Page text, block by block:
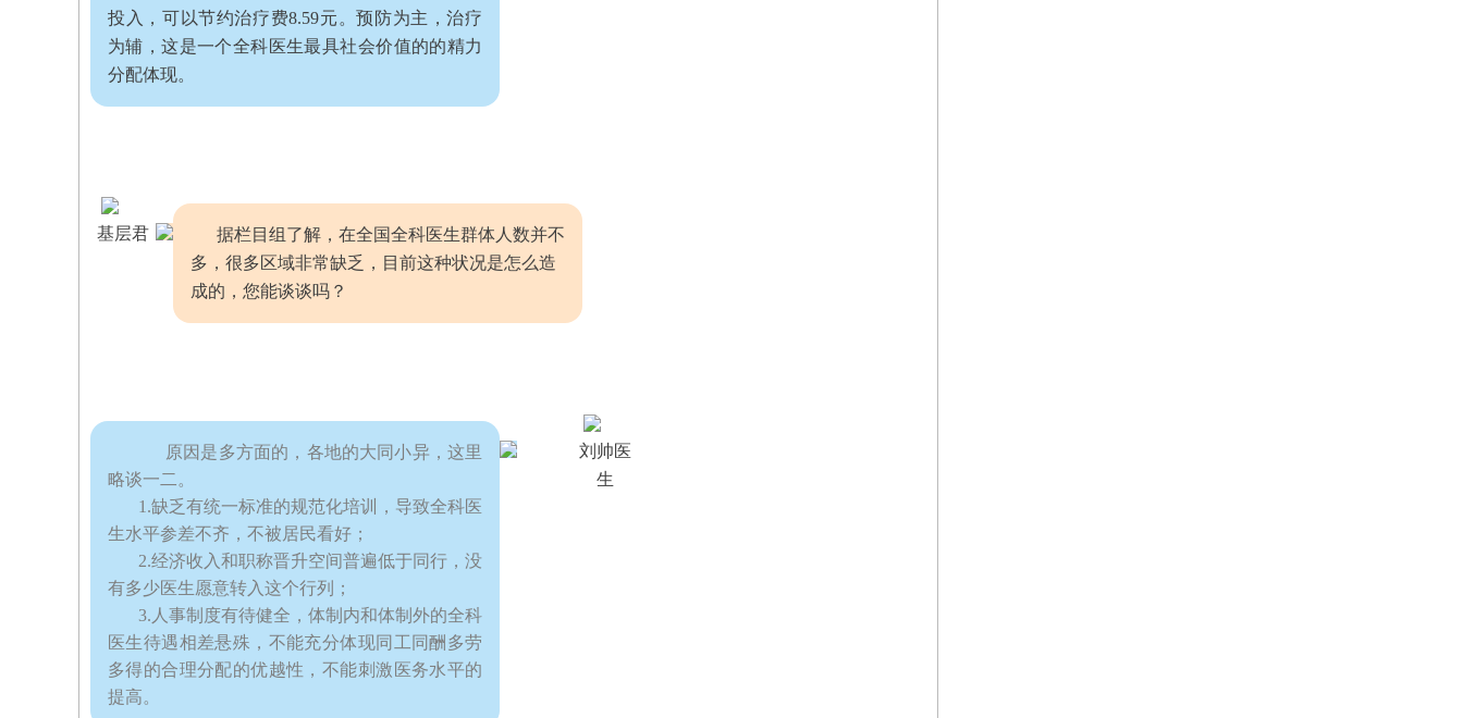
投入，可以节约治疗费8.59元。预防为主，治疗
为辅，这是一个全科医生最具社会价值的的精力
分配体现。
基层君
据栏目组了解，在全国全科医生群体人数并不
多，很多区域非常缺乏，目前这种状况是怎么造
成的，您能谈谈吗？
略谈一二。
1.缺乏有统一标准的规范化培训，导致全科医
生水平参差不齐，不被居民看好；
2.经济收入和职称晋升空间普遍低于同行，没
有多少医生愿意转入这个行列；
3.人事制度有待健全，体制内和体制外的全科
医生待遇相差悬殊，不能充分体现同工同酬多劳
多得的合理分配的优越性，不能刺激医务水平的
提高。
刘帅医
生